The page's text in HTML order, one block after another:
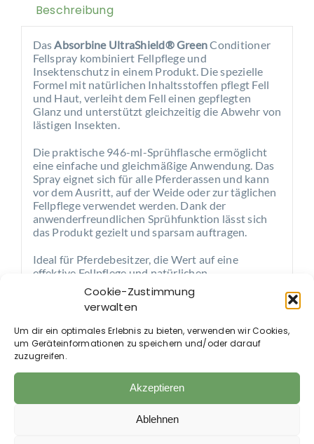
Cookie-Zustimmung
verwalten
Um dir ein optimales Erlebnis zu bieten, verwenden wir Cookies,
um Geräteinformationen zu speichern und/oder darauf
zuzugreifen.
Akzeptieren
Ablehnen
Beschreibung
Das Absorbine UltraShield® GreenConditioner
Fellspray kombiniert Fellpflege und
Insektenschutz in einem Produkt. Die spezielle
Formel mit natürlichen Inhaltsstoffen pflegt Fell
und Haut, verleiht dem Fell einen gepflegten
Glanz und unterstützt gleichzeitig die Abwehr von
lästigen Insekten.
Die praktische 946-ml-Sprühflasche ermöglicht
eine einfache und gleichmäßige Anwendung. Das
Spray eignet sich für alle Pferderassen und kann
vor dem Ausritt, auf der Weide oder zur täglichen
Fellpflege verwendet werden. Dank der
anwenderfreundlichen Sprühfunktion lässt sich
das Produkt gezielt und sparsam auftragen.
Ideal für Pferdebesitzer, die Wert auf eine
effektive Fellpflege und natürlichen
Insektenschutz legen.
Auch im Shop erhältlich: